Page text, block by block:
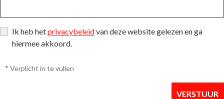
Ik heb hetprivacybeleidvan deze website gelezen en ga
hiermee akkoord.
* Verplicht in te vullen
VERSTUUR